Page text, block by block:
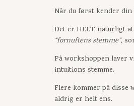
Når du først kender
Det er HELT naturligt
“fornuftens stemme”,
På workshoppen laver
intuitions stemme.
Flere kommer på disse
aldrig er helt ens.